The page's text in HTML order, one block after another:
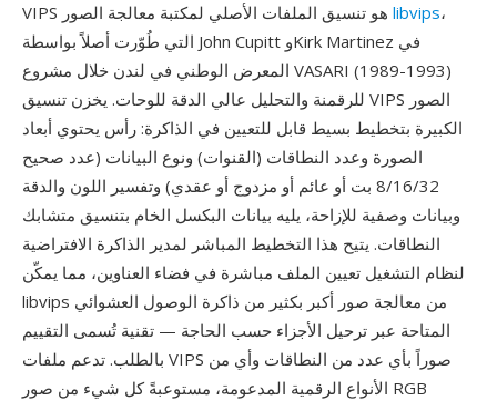
libvips،
التي طُوّرت أصلاً بواسطة John Cupitt وKirk Martinez في
المعرض الوطني في لندن خلال مشروع VASARI (1989-1993)
للرقمنة والتحليل عالي الدقة للوحات. يخزن تنسيق VIPS الصور
الكبيرة بتخطيط بسيط قابل للتعيين في الذاكرة: رأس يحتوي أبعاد
الصورة وعدد النطاقات (القنوات) ونوع البيانات (عدد صحيح
8/16/32 بت أو عائم أو مزدوج أو عقدي) وتفسير اللون والدقة
وبيانات وصفية للإزاحة، يليه بيانات البكسل الخام بتنسيق متشابك
النطاقات. يتيح هذا التخطيط المباشر لمدير الذاكرة الافتراضية
لنظام التشغيل تعيين الملف مباشرة في فضاء العناوين، مما يمكّن
libvips من معالجة صور أكبر بكثير من ذاكرة الوصول العشوائي
المتاحة عبر ترحيل الأجزاء حسب الحاجة — تقنية تُسمى التقييم
بالطلب. تدعم ملفات VIPS صوراً بأي عدد من النطاقات وأي من
الأنواع الرقمية المدعومة، مستوعبةً كل شيء من صور RGB